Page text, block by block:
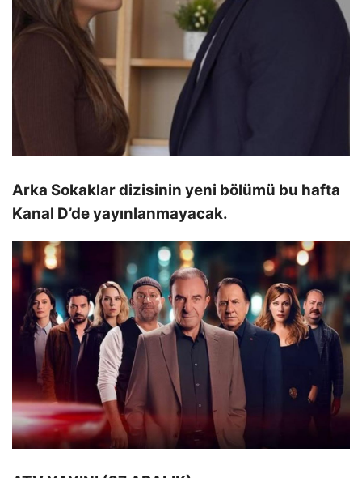
Arka Sokaklar dizisinin yeni bölümü bu hafta
Kanal D’de yayınlanmayacak.